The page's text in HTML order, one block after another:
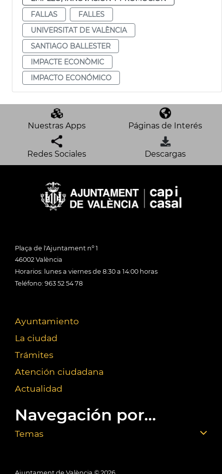
FALLAS
FALLES
UNIVERSITAT DE VALÈNCIA
SANTIAGO BALLESTER
IMPACTE ECONÒMIC
IMPACTO ECONÓMICO
Nuestras Apps Páginas de Interés
Redes Sociales Descargas
Plaça de l'Ajuntament nº 1
46002 València
Horarios: lunes a viernes de 8:30 a 14:00 horas
Teléfono: 963 52 54 78
Ayuntamiento
La ciudad
Trámites
Atención ciudadana
Actualidad
Navegación por...
Temas